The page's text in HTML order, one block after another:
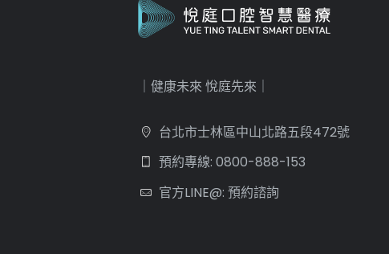
｜健康未來 悅庭先來｜
台北市士林區中山北路五段472號
預約專線: 0800-888-153
官方LINE@: 預約諮詢